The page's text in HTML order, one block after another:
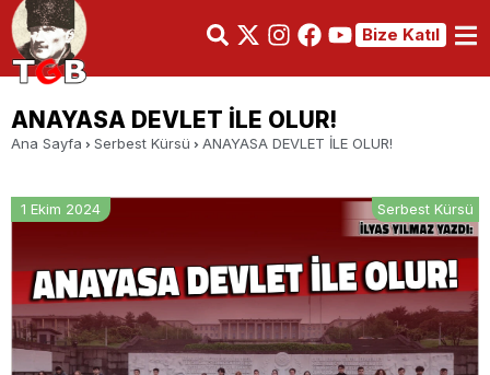
Bize Katıl
ANAYASA DEVLET İLE OLUR!
Ana Sayfa Serbest Kürsü ANAYASA DEVLET İLE OLUR!
1 Ekim 2024 Serbest Kürsü